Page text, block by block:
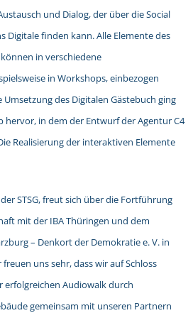
und Dialog, der über die Social
Digitale finden kann. Alle Elemente des
in verschiedene
in Workshops, einbezogen
des Digitalen Gästebuch ging
hervor, in dem der Entwurf der Agentur C4
Realisierung der interaktiven Elemente
STSG, freut sich über die Fortführung
mit der IBA Thüringen und dem
– Denkort der Demokratie e. V. in
uns sehr, dass wir auf Schloss
erfolgreichen Audiowalk durch
gemeinsam mit unseren Partnern